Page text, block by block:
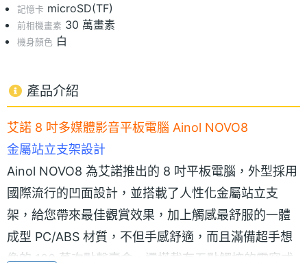
記憶卡 microSD(TF)
前相機畫素 30 萬畫素
機身顏色 白
產品介紹
艾諾 8 吋多媒體影音平板電腦 Ainol NOVO8
金屬站立支架設計
Ainol NOVO8 為艾諾推出的 8 吋平板電腦，外型採用
國際流行的凹面設計，並搭載了人性化金屬站立支
架，給您帶來最佳觀賞效果，加上觸感最舒服的一體
成型 PC/ABS 材質，不但手感舒適，而且滿備超手想
像的 100 萬次點擊壽命，還搭載有五點觸控的電容式